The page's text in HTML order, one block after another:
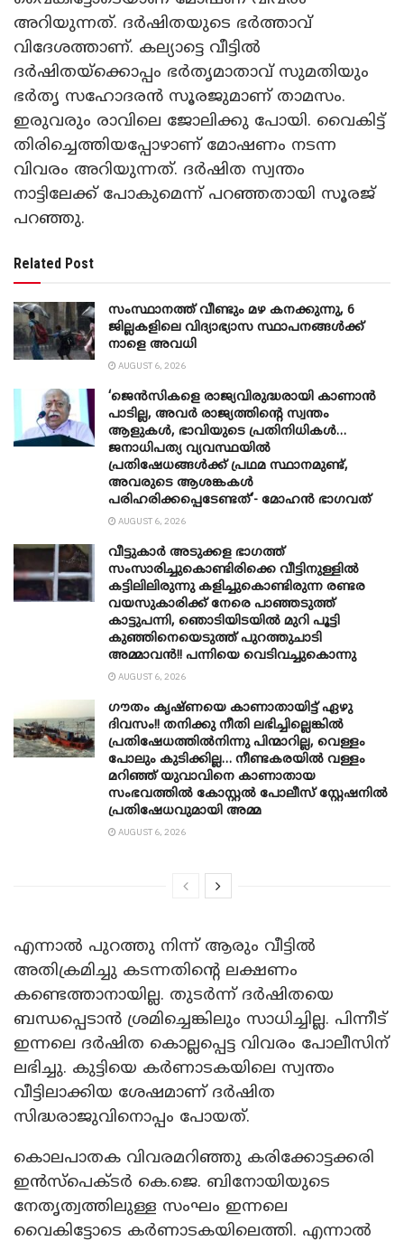
അറിയുന്നത്. ദർഷിതയുടെ ഭർത്താവ്
വിദേശത്താണ്. കല്യാട്ടെ വീട്ടിൽ
ദർഷിതയ്ക്കൊപ്പം ഭർതൃമാതാവ് സുമതിയും
ഭർതൃ സഹോദരൻ സൂരജുമാണ് താമസം.
ഇരുവരും രാവിലെ ജോലിക്കു പോയി. വൈകിട്ട്
തിരിച്ചെത്തിയപ്പോഴാണ് മോഷണം നടന്ന
വിവരം അറിയുന്നത്. ദർഷിത സ്വന്തം
നാട്ടിലേക്ക് പോകുമെന്ന് പറഞ്ഞതായി സൂരജ്
പറഞ്ഞു.
Related Post
സംസ്ഥാനത്ത് വീണ്ടും മഴ കനക്കുന്നു, 6
ജില്ലകളിലെ വിദ്യാഭ്യാസ സ്ഥാപനങ്ങൾക്ക്
നാളെ അവധി
AUGUST 6, 2026
‘ജെൻസികളെ രാജ്യവിരുദ്ധരായി കാണാൻ
പാടില്ല, അവർ രാജ്യത്തിന്റെ സ്വന്തം
ആളുകൾ, ഭാവിയുടെ പ്രതിനിധികൾ…
ജനാധിപത്യ വ്യവസ്ഥയിൽ
പ്രതിഷേധങ്ങൾക്ക് പ്രഥമ സ്ഥാനമുണ്ട്,
അവരുടെ ആശങ്കകൾ
പരിഹരിക്കപ്പെടേണ്ടത്’- മോഹൻ ഭാ​ഗവത്
AUGUST 6, 2026
വീട്ടുകാർ അ‌ടുക്കള ഭാ​ഗത്ത്
സംസാരിച്ചുകൊണ്ടിരിക്കെ വീട്ടിനുള്ളിൽ
കട്ടിലിലിരുന്നു കളിച്ചുകൊണ്ടിരുന്ന രണ്ടര
വയസുകാരിക്ക് നേരെ പാഞ്ഞടുത്ത്
കാട്ടുപന്നി, ‍ഞൊടിയി‌ടയിൽ മുറി പൂട്ടി
കുഞ്ഞിനെയെടുത്ത് പുറത്തുചാടി
അമ്മാവൻ!! പന്നിയെ വെടിവച്ചുകൊന്നു
AUGUST 6, 2026
ഗൗതം കൃഷ്ണയെ കാണാതായിട്ട് ഏഴു
ദിവസം!! തനിക്കു നീതി ലഭിച്ചില്ലെങ്കിൽ
പ്രതിഷേധത്തിൽനിന്നു പിന്മാറില്ല, വെള്ളം
പോലും കുടിക്കില്ല… നീണ്ടകരയിൽ വള്ളം
മറിഞ്ഞ് യുവാവിനെ കാണാതായ
സംഭവത്തിൽ കോസ്റ്റൽ പോലീസ് സ്റ്റേഷനിൽ
പ്രതിഷേധവുമായി അമ്മ
AUGUST 6, 2026
എന്നാൽ പുറത്തു നിന്ന് ആരും വീട്ടിൽ
അതിക്രമിച്ചു കടന്നതിന്റെ ലക്ഷണം
കണ്ടെത്താനായില്ല. തുടർന്ന് ദർഷിതയെ
ബന്ധപ്പെടാൻ ശ്രമിച്ചെങ്കിലും സാധിച്ചില്ല. പിന്നീട്
ഇന്നലെ ദർഷിത കൊല്ലപ്പെട്ട വിവരം പോലീസിന്
ലഭിച്ചു. കുട്ടിയെ കർണാടകയിലെ സ്വന്തം
വീട്ടിലാക്കിയ ശേഷമാണ് ദർഷിത
സിദ്ധരാജുവിനൊപ്പം പോയത്.
കൊലപാതക വിവരമറിഞ്ഞു കരിക്കോട്ടക്കരി
ഇൻസ്പെക്ടർ കെ.ജെ. ബിനോയിയുടെ
നേതൃത്വത്തിലുള്ള സംഘം ഇന്നലെ
വൈകിട്ടോടെ കർണാടകയിലെത്തി. എന്നാൽ